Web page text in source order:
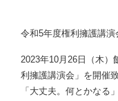
令和5年度権利擁護講
2023年10月26日（木）
利擁護講演会」を開催
「大丈夫。何とかなる